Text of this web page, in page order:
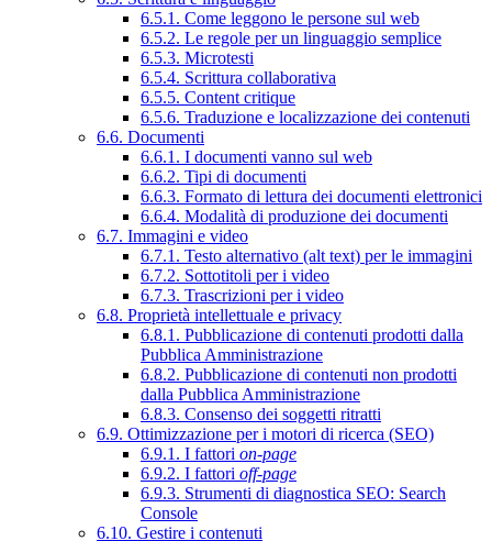
6.5.1. Come leggono le persone sul web
6.5.2. Le regole per un linguaggio semplice
6.5.3. Microtesti
6.5.4. Scrittura collaborativa
6.5.5. Content critique
6.5.6. Traduzione e localizzazione dei contenuti
6.6. Documenti
6.6.1. I documenti vanno sul web
6.6.2. Tipi di documenti
6.6.3. Formato di lettura dei documenti elettronici
6.6.4. Modalità di produzione dei documenti
6.7. Immagini e video
6.7.1. Testo alternativo (alt text) per le immagini
6.7.2. Sottotitoli per i video
6.7.3. Trascrizioni per i video
6.8. Proprietà intellettuale e privacy
6.8.1. Pubblicazione di contenuti prodotti dalla
Pubblica Amministrazione
6.8.2. Pubblicazione di contenuti non prodotti
dalla Pubblica Amministrazione
6.8.3. Consenso dei soggetti ritratti
6.9. Ottimizzazione per i motori di ricerca (SEO)
6.9.1. I fattori on-page
6.9.2. I fattori off-page
6.9.3. Strumenti di diagnostica SEO: Search
Console
6.10. Gestire i contenuti